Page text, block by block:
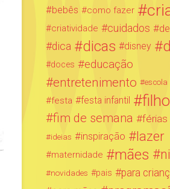
bebês como fazer
criatividade cuidados
dica
dicas disney
doces educação
entretenimento escola
festa festa infantil
fim de semana férias
ideias inspiração lazer
maternidade mães
novidades pais
para